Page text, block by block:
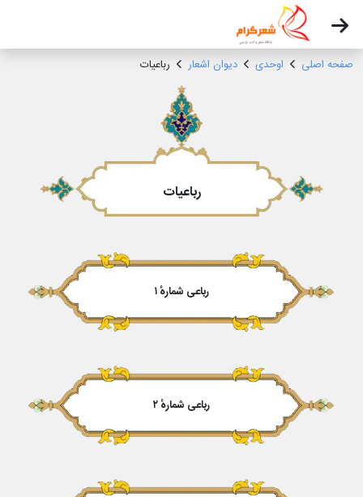
صفحه اصلی اوحدی دیوان اشعار رباعیات
رباعیات
رباعی شمارهٔ ۱
رباعی شمارهٔ ۲